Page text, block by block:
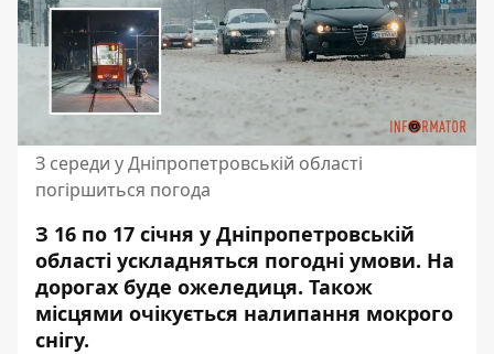
З середи у Дніпропетровській області
погіршиться погода
З 16 по 17 січня у Дніпропетровській
області ускладняться погодні умови. На
дорогах буде ожеледиця. Також
місцями очікується налипання мокрого
снігу.